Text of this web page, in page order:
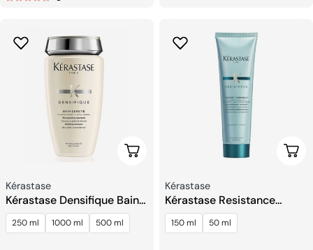
Scegli Le Opzioni
Venditore:
Kérastase
Kérastase Densifique Bain
Densité Shampoo
250 ml 1000 ml 500 ml
Venditore:
Kérastase
Kérastase Resistance
Ciment Thermique
Protezione Calore Capelli
150 ml 50 ml